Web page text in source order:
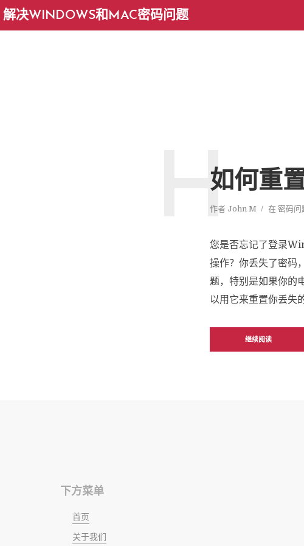
解决WINDOWS和MAC密码问题
如何重
作者 John M 在 密码问
H
您是否忘记了登录
操作？你丢失了密码
题，特别是如果你的
以用它来重置你丢失
继续阅读
下方菜单
首页
关于我们